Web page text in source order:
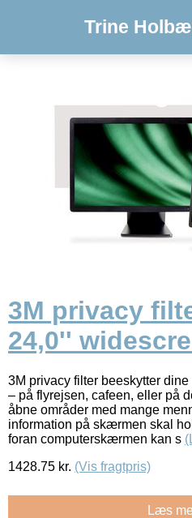
Trine
3M privacy
24,0''
3M privacy filter beeskytter
– på flyrejsen, cafeen, eller på
åbne områder med mange
information på skærmen skal
foran computerskærmen kan s
1428.75 kr. (Vis fragtpris)
Læs